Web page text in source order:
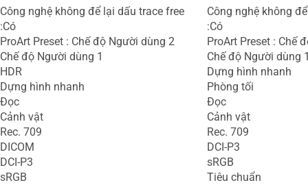
Công nghệ không để lại dấu trace free
:Có
ProArt Preset : Chế độ Người dùng 2
Chế độ Người dùng 1
HDR
Dựng hình nhanh
Đọc
Cảnh vật
Rec. 709
DICOM
DCI-P3
sRGB
Công nghệ không
:Có
ProArt Preset : Chế
Chế độ Người dùng
Dựng hình nhanh
Phòng tối
Đọc
Cảnh vật
Rec. 709
DCI-P3
sRGB
Tiêu chuẩn